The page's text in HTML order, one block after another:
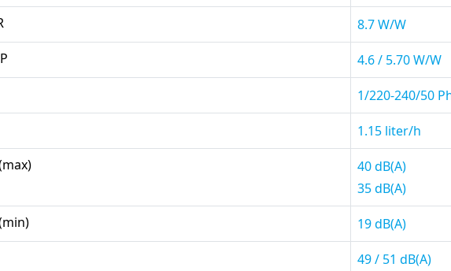
8.7 W/W
4.6 / 5.70 W/W
1/220-240/50
1.15 liter/h
40 dB(A)
35 dB(A)
19 dB(A)
49 / 51 dB(A)